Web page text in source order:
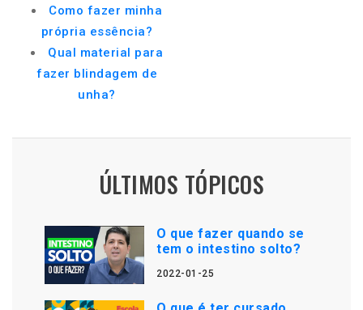
Como fazer minha
própria essência?
Qual material para
fazer blindagem de
unha?
ÚLTIMOS TÓPICOS
O que fazer quando se
tem o intestino solto?
2022-01-25